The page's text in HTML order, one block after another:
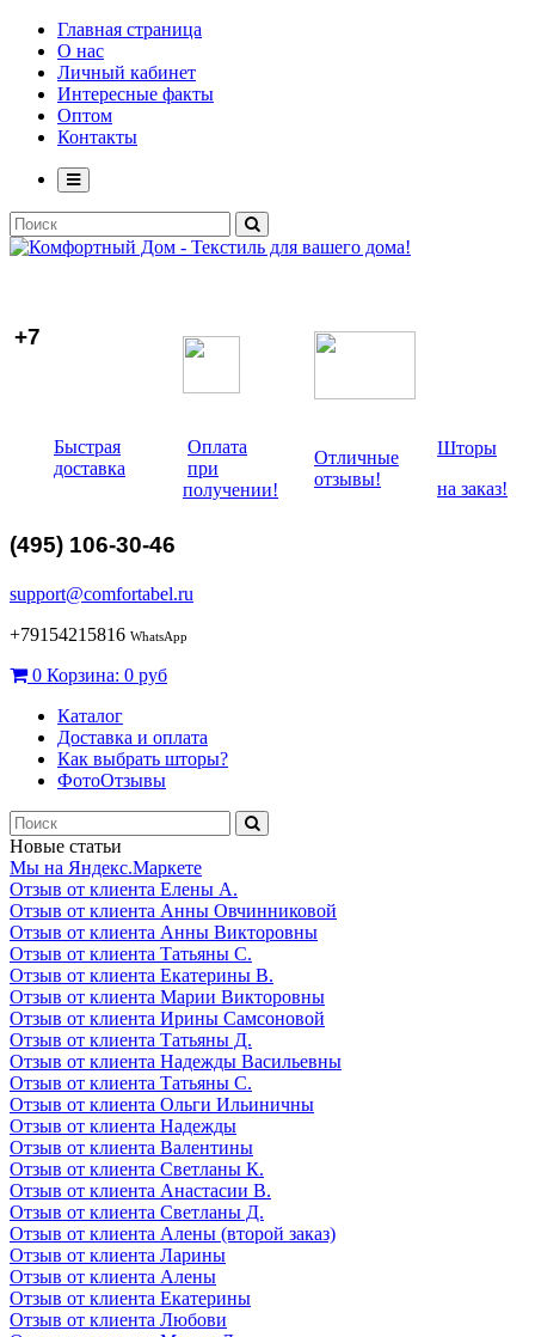
Главная страница
О нас
Личный кабинет
Интересные факты
Оптом
Контакты
Быстрая
доставка
Оплата
при
получении!
Отличные
отзывы!
Шторы
на заказ!
+7
(495) 106-30-46
support@comfortabel.ru
+79154215816 WhatsApp
0 Корзина: 0 руб
Каталог
Доставка и оплата
Как выбрать шторы?
ФотоОтзывы
Новые статьи
Мы на Яндекс.Маркете
Отзыв от клиента Елены А.
Отзыв от клиента Анны Овчинниковой
Отзыв от клиента Анны Викторовны
Отзыв от клиента Татьяны С.
Отзыв от клиента Екатерины В.
Отзыв от клиента Марии Викторовны
Отзыв от клиента Ирины Самсоновой
Отзыв от клиента Татьяны Д.
Отзыв от клиента Надежды Васильевны
Отзыв от клиента Татьяны С.
Отзыв от клиента Ольги Ильиничны
Отзыв от клиента Надежды
Отзыв от клиента Валентины
Отзыв от клиента Светланы К.
Отзыв от клиента Анастасии В.
Отзыв от клиента Светланы Д.
Отзыв от клиента Алены (второй заказ)
Отзыв от клиента Ларины
Отзыв от клиента Алены
Отзыв от клиента Екатерины
Отзыв от клиента Любови